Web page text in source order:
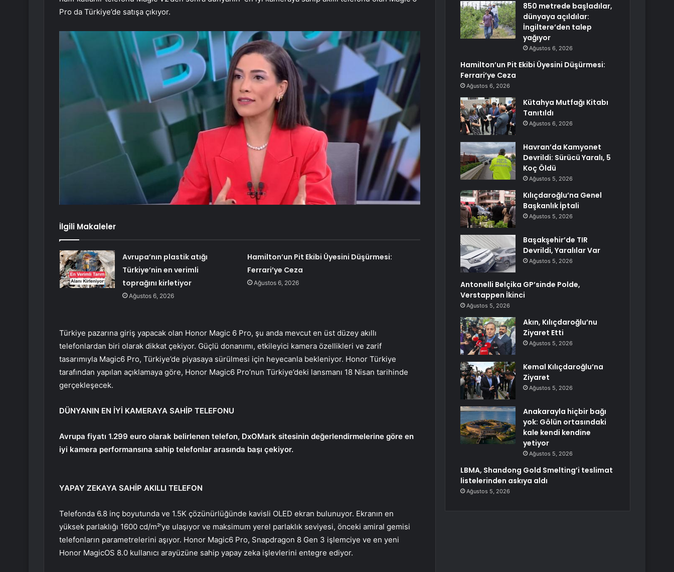
Pro da Türkiye’de satışa çıkıyor.
İlgili Makaleler
Avrupa’nın plastik atığı
Türkiye’nin en verimli
toprağını kirletiyor
Ağustos 6, 2026
Hamilton’un Pit Ekibi Üyesini Düşürmesi:
Ferrari’ye Ceza
Ağustos 6, 2026
Türkiye pazarına giriş yapacak olan Honor Magic 6 Pro, şu anda mevcut en üst düzey akıllı
telefonlardan biri olarak dikkat çekiyor. Güçlü donanımı, etkileyici kamera özellikleri ve zarif
tasarımıyla Magic6 Pro, Türkiye’de piyasaya sürülmesi için heyecanla bekleniyor. Honor Türkiye
tarafından yapılan açıklamaya göre, Honor Magic6 Pro’nun Türkiye’deki lansmanı 18 Nisan tarihinde
gerçekleşecek.
DÜNYANIN EN İYİ KAMERAYA SAHİP TELEFONU
Avrupa fiyatı 1.299 euro olarak belirlenen telefon, DxOMark sitesinin değerlendirmelerine göre en
iyi kamera performansına sahip telefonlar arasında başı çekiyor.
YAPAY ZEKAYA SAHİP AKILLI TELEFON
Telefonda 6.8 inç boyutunda ve 1.5K çözünürlüğünde kavisli OLED ekran bulunuyor. Ekranın en
yüksek parlaklığı 1600 cd/m²’ye ulaşıyor ve maksimum yerel parlaklık seviyesi, önceki amiral gemisi
telefonların parametrelerini aşıyor. Honor Magic6 Pro, Snapdragon 8 Gen 3 işlemciye ve en yeni
Honor MagicOS 8.0 kullanıcı arayüzüne sahip yapay zeka işlevlerini entegre ediyor.
850 metrede başladılar,
dünyaya açıldılar:
İngiltere’den talep
yağıyor
Ağustos 6, 2026
Hamilton’un Pit Ekibi Üyesini Düşürmesi:
Ferrari’ye Ceza
Ağustos 6, 2026
Kütahya Mutfağı Kitabı
Tanıtıldı
Ağustos 6, 2026
Havran’da Kamyonet
Devrildi: Sürücü Yaralı, 5
Koç Öldü
Ağustos 5, 2026
Kılıçdaroğlu’na Genel
Başkanlık İptali
Ağustos 5, 2026
Başakşehir’de TIR
Devrildi, Yaralılar Var
Ağustos 5, 2026
Antonelli Belçika GP’sinde Polde,
Verstappen İkinci
Ağustos 5, 2026
Akın, Kılıçdaroğlu’nu
Ziyaret Etti
Ağustos 5, 2026
Kemal Kılıçdaroğlu’na
Ziyaret
Ağustos 5, 2026
Anakarayla hiçbir bağı
yok: Gölün ortasındaki
kale kendi kendine
yetiyor
Ağustos 5, 2026
LBMA, Shandong Gold Smelting’i teslimat
listelerinden askıya aldı
Ağustos 5, 2026